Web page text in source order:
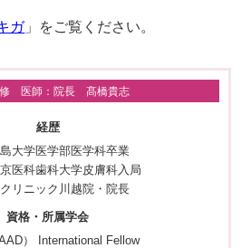
ガ」をご覧ください。
修 医師：院長 髙橋貴志
経歴
大学医学部医学科卒業
医科歯科大学皮膚科入局
リニック川越院・院長
資格・所属学会
） International Fellow